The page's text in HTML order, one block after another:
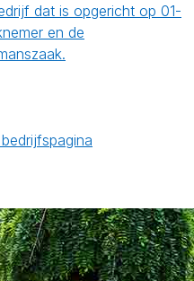
dat is opgericht op 01-
en de